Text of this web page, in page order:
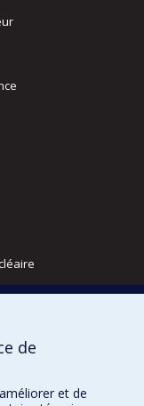
de
et de